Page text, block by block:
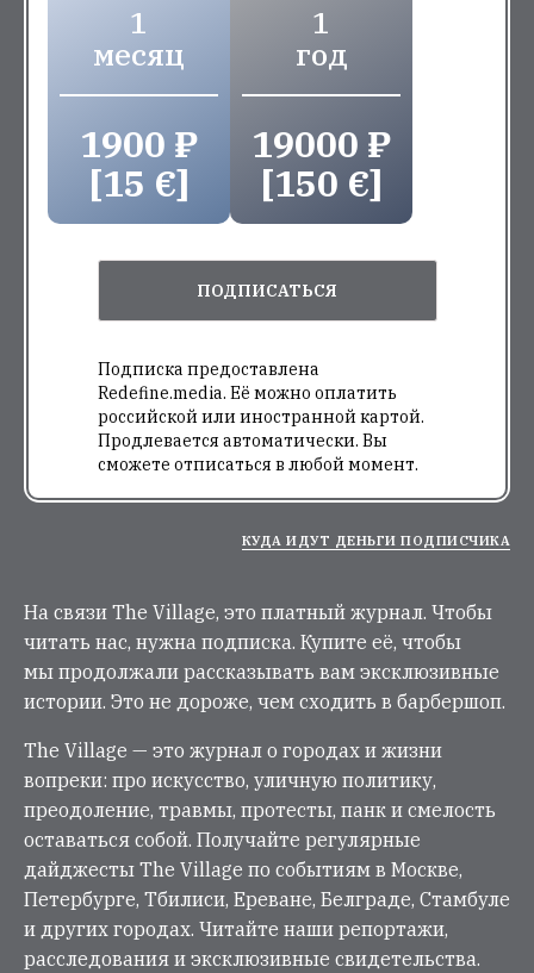
1
месяц
1900 ₽
[15 €]
1
год
19000 ₽
[150 €]
ПОДПИСАТЬСЯ
Подписка предоставлена
Redefine.media. Её можно оплатить
российской или иностранной картой.
Продлевается автоматически. Вы
сможете отписаться в любой момент.
КУДА ИДУТ ДЕНЬГИ ПОДПИСЧИКА
На связи The Village, это платный журнал. Чтобы
читать нас, нужна подписка. Купите её, чтобы
мы продолжали рассказывать вам эксклюзивные
истории. Это не дороже, чем сходить в барбершоп.
The Village — это журнал о городах и жизни
вопреки: про искусство, уличную политику,
преодоление, травмы, протесты, панк и смелость
оставаться собой. Получайте регулярные
дайджесты The Village по событиям в Москве,
Петербурге, Тбилиси, Ереване, Белграде, Стамбуле
и других городах. Читайте наши репортажи,
расследования и эксклюзивные свидетельства.